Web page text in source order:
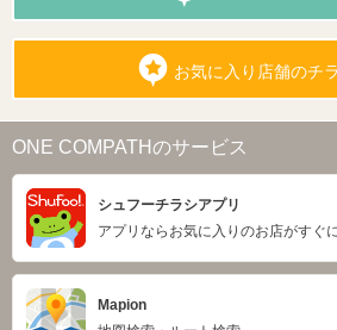
お気に入り店舗のチ
ONE COMPATHのサービス
シュフーチラシアプリ
アプリならお気に入りのお店がすぐ
Mapion